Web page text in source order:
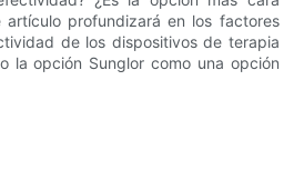
artículo profundizará en los factores
de los dispositivos de terapia
la opción Sunglor como una opción